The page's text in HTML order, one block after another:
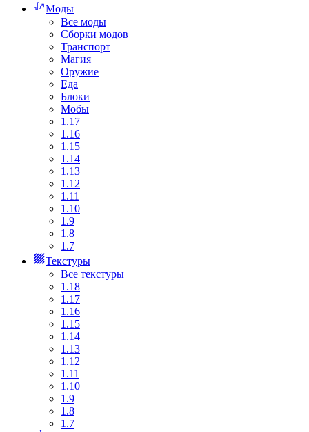
Моды
Все моды
Сборки модов
Транспорт
Магия
Оружие
Еда
Блоки
Мобы
1.17
1.16
1.15
1.14
1.13
1.12
1.11
1.10
1.9
1.8
1.7
Текстуры
Все текстуры
1.18
1.17
1.16
1.15
1.14
1.13
1.12
1.11
1.10
1.9
1.8
1.7